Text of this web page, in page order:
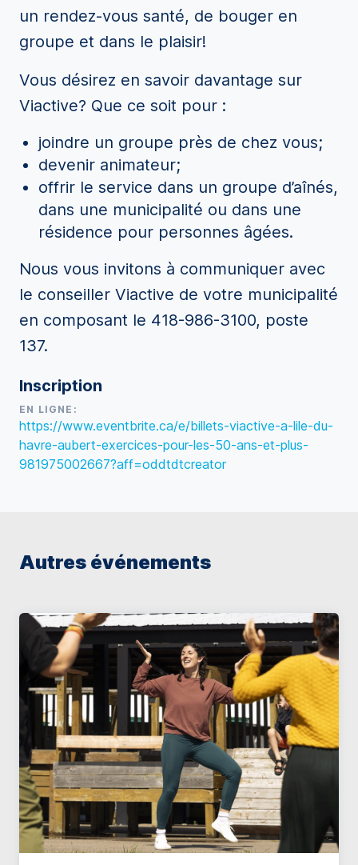
un rendez-vous santé, de bouger en
groupe et dans le plaisir!
Vous désirez en savoir davantage sur
Viactive? Que ce soit pour :
joindre un groupe près de chez vous;
devenir animateur;
offrir le service dans un groupe d’aînés,
dans une municipalité ou dans une
résidence pour personnes âgées.
Nous vous invitons à communiquer avec
le conseiller Viactive de votre municipalité
en composant le 418-986-3100, poste
137.
Inscription
EN LIGNE:
https://www.eventbrite.ca/e/billets-viactive-a-lile-du-
havre-aubert-exercices-pour-les-50-ans-et-plus-
981975002667?aff=oddtdtcreator
Autres événements